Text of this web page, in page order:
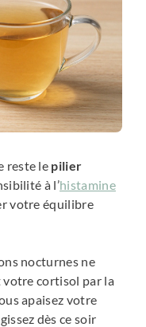
reste le pilier
à l’histamine
votre équilibre
nocturnes ne
votre cortisol par la
apaisez votre
dès ce soir